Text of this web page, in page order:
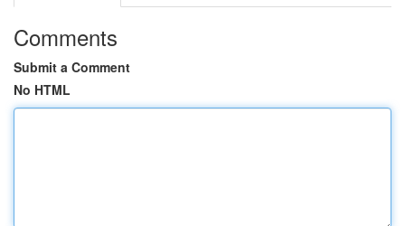
Comments
Submit a Comment
No HTML